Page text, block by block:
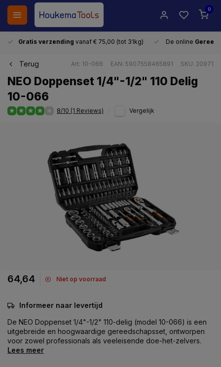
0
Gratis verzending vanaf € 75,00 (tot 31kg) De online
Terug Art: 10-066 EAN: 5907558465891 SKU: 20971
NEO Doppenset 1/4"-1/2" 110 Delig
10-066
8/10 (1 Reviews) Vergelijk
64,64 Niet op voorraad
Informeer naar levertijd
De NEO Doppenset 1/4"-1/2" 110-delig (model 10-066) is een
uitgebreide en hoogwaardige gereedschapsset, ontworpen
voor zowel professionals als veeleisende doe-het-zelvers.
Lees meer